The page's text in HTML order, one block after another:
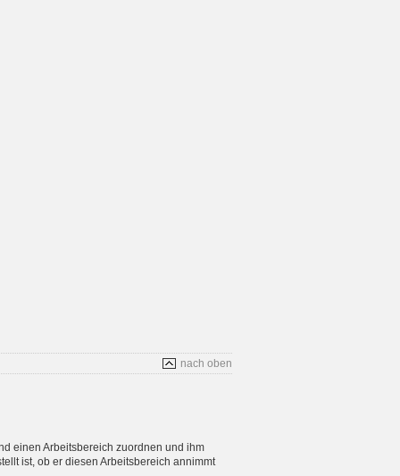
nach oben
einen Arbeitsbereich zuordnen und ihm
ist, ob er diesen Arbeitsbereich annimmt